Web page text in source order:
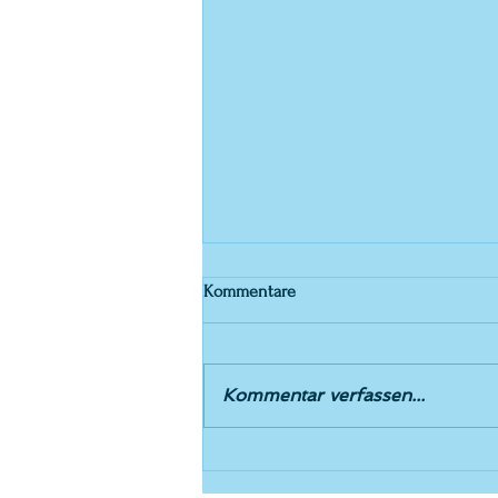
Einladung 5.5.26
Kommentare
Kommentar verfassen...